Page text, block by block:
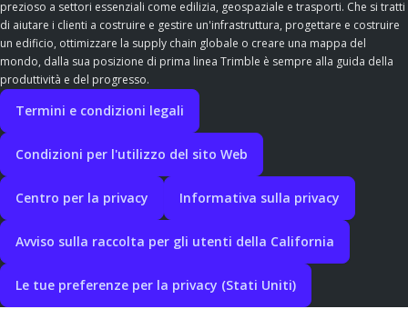
prezioso a settori essenziali come edilizia, geospaziale e trasporti. Che si tratti
di aiutare i clienti a costruire e gestire un'infrastruttura, progettare e costruire
un edificio, ottimizzare la supply chain globale o creare una mappa del
mondo, dalla sua posizione di prima linea Trimble è sempre alla guida della
produttività e del progresso.
Termini e condizioni legali
Condizioni per l'utilizzo del sito Web
Centro per la privacy Informativa sulla privacy
Avviso sulla raccolta per gli utenti della California
Le tue preferenze per la privacy (Stati Uniti)